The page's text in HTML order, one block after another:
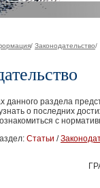
/ Законодательство/
данного раздела
о последних
с
Статьи /